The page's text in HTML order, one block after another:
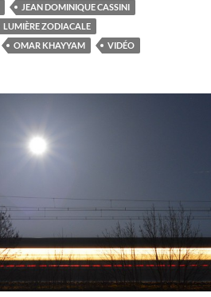
JEAN DOMINIQUE CASSINI
LUMIÈRE ZODIACALE
OMAR KHAYYAM VIDÉO